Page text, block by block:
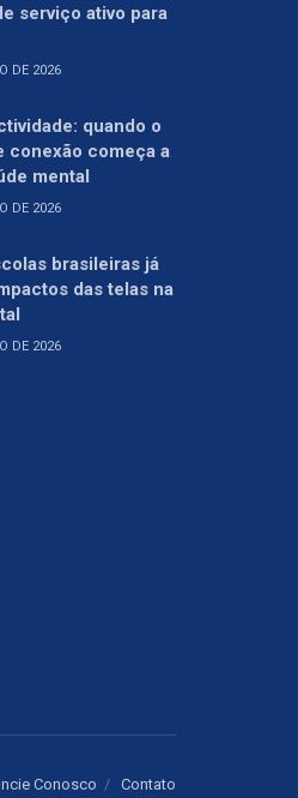
serviço ativo para
DE 2026
quando o
conexão começa a
mental
DE 2026
brasileiras já
das telas na
DE 2026
Conosco Contato